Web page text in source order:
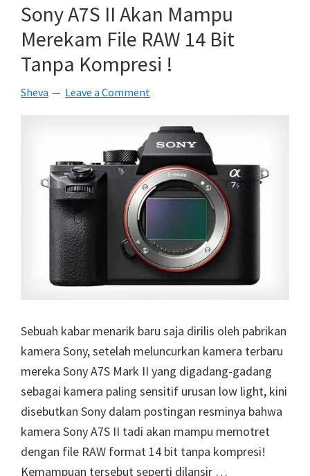
Kamera
Kompak
Full
MP
Baru
Dari
Sony
Sony A7S II Akan Mampu
Merekam File RAW 14 Bit
Tanpa Kompresi !
Sheva Leave a Comment
Sebuah kabar menarik baru saja dirilis oleh pabrikan
kamera Sony, setelah meluncurkan kamera terbaru
mereka Sony A7S Mark II yang digadang-gadang
sebagai kamera paling sensitif urusan low light, kini
disebutkan Sony dalam postingan resminya bahwa
kamera Sony A7S II tadi akan mampu memotret
dengan file RAW format 14 bit tanpa kompresi!
Kemampuan tersebut seperti dilansir …